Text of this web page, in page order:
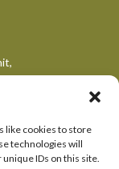
like cookies to store
technologies will
IDs on this site.
and Heritage,